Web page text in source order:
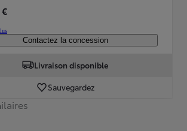
€
Contactez la concession
Livraison disponible
Sauvegardez